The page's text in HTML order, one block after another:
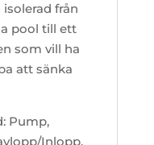
från
pool till ett
som vill ha
att sänka
Pump,
Inlopp,